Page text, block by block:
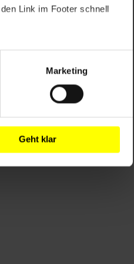
Link im Footer schnell
Marketing
Geht klar